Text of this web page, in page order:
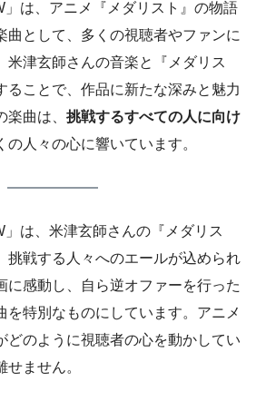
」は、アニメ『メダリスト』の物語
曲として、多くの視聴者やファンに
米津玄師さんの音楽と『メダリス
ることで、作品に新たな深みと魅力
曲は、 挑戦するすべての人に向け
の人々の心に響いています。
」は、米津玄師さんの『メダリス
挑戦する人々へのエールが込められ
に感動し、自ら逆オファーを行った
を特別なものにしています。アニメ
どのように視聴者の心を動かしてい
せません。